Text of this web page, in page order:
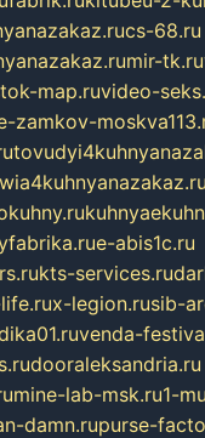
cs-68.ru
mir-tk.ru
map.ruvideo-
zamkov-
e-abis1c.ru
kts-services.ru
x-legion.rusib-
venda-
dooraleksandria.ru
mine-lab-msk.ru1-
damn.rupurse-